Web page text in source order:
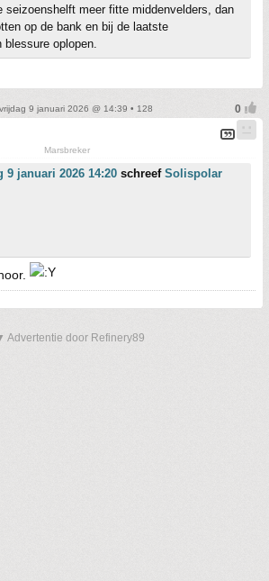
seizoenshelft meer fitte middenvelders, dan
op de bank en bij de laatste
blessure oplopen.
9 januari 2026 @ 14:39 • 128
Marsbreker
9 januari 2026 14:20 schreef Solispolar
Advertentie door Refinery89